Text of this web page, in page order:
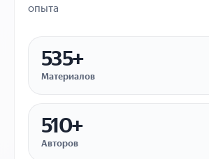
опыта
535+
Материалов
510+
Авторов